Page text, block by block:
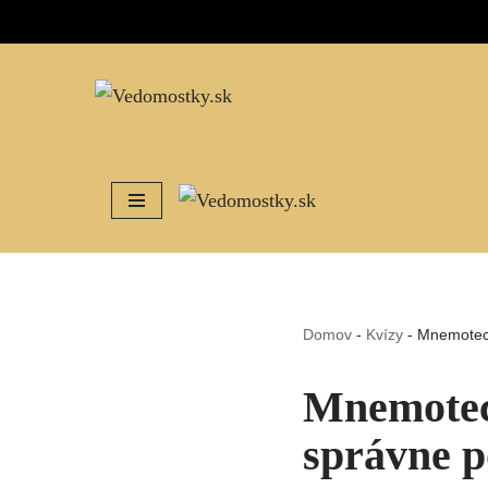
Domov- Kvízy-
správne